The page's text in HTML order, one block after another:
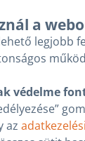
a
legjobb
védelme
az
–
kerttel –
zárt udvar,